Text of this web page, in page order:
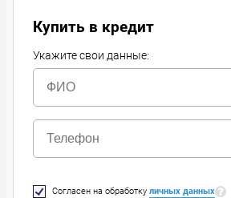
Купить в кредит
Укажите свои данные:
Согласен на обработку личных данных